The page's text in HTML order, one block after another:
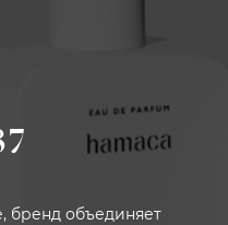
бренд объединяет